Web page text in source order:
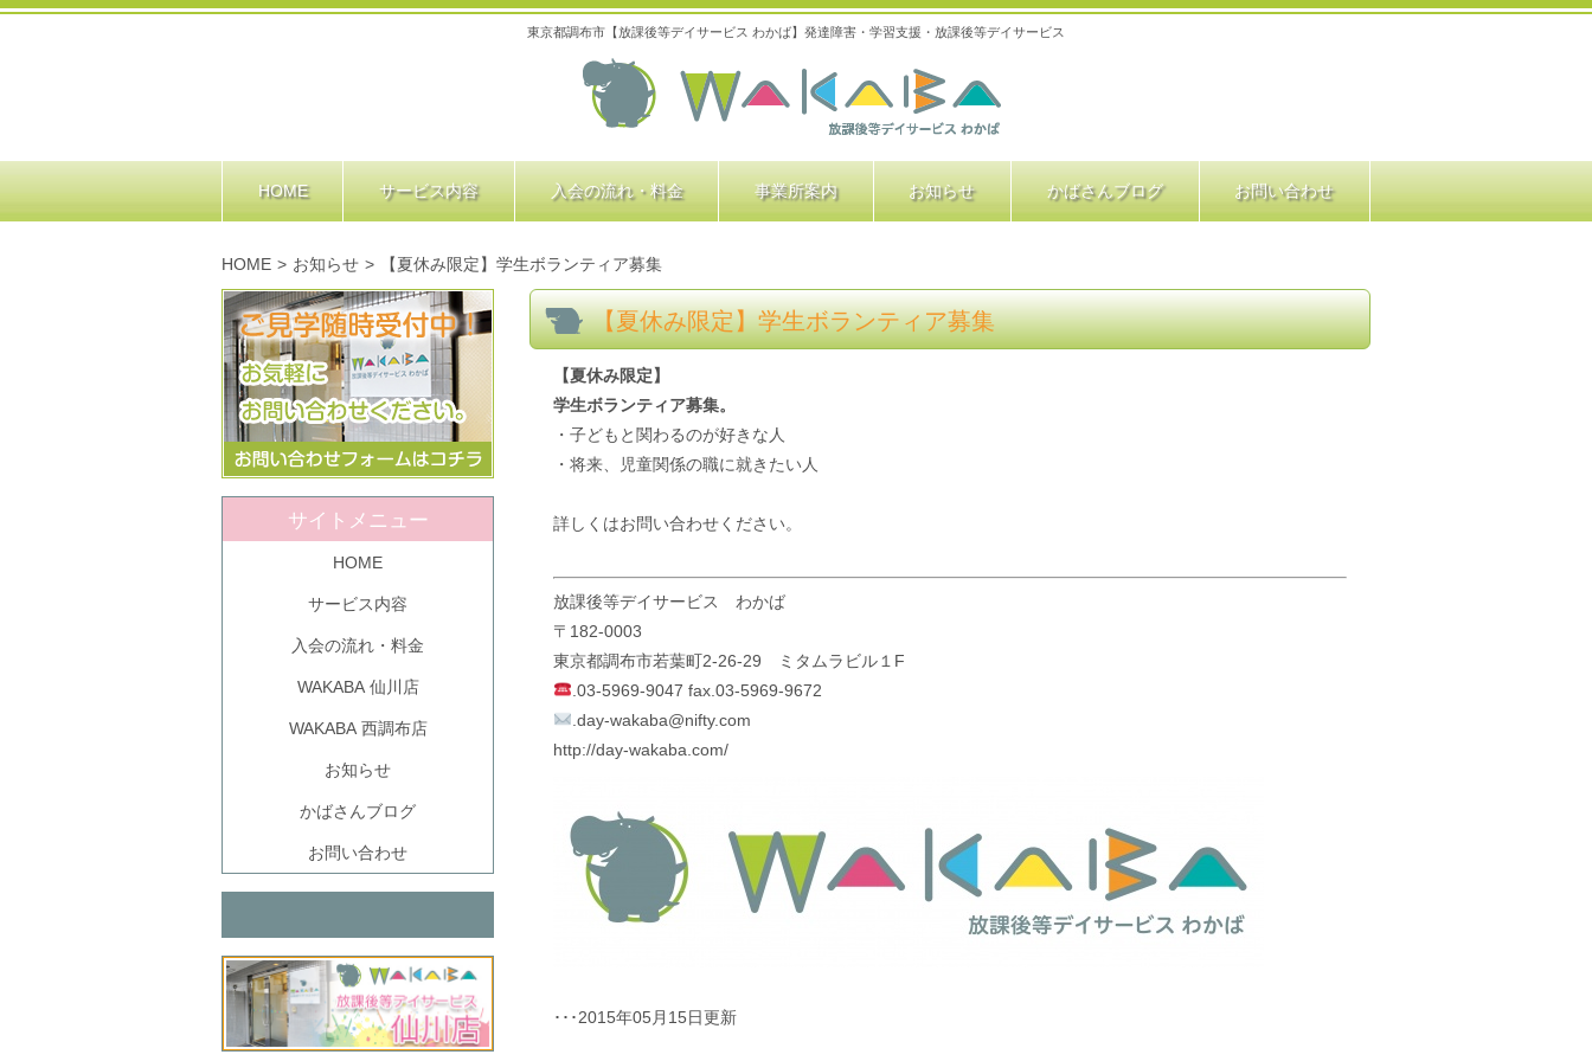
東京都調布市【放課後等デイサービス わかば】発達障害・学習支援・放課後等デイサービス
HOME サービス内容 入会の流れ・料金 事業所案内 お知らせ かばさんブログ お問い合わせ
HOME > お知らせ > 【夏休み限定】学生ボランティア募集
【夏休み限定】学生ボランティア募集
【夏休み限定】
学生ボランティア募集。
・子どもと関わるのが好きな人
・将来、児童関係の職に就きたい人
詳しくはお問い合わせください。
放課後等デイサービス わかば
〒182-0003
東京都調布市若葉町2-26-29 ミタムラビル１F
.03-5969-9047 fax.03-5969-9672
day-wakaba@nifty.com
http://day-wakaba.com/
･･･2015年05月15日更新
サイトメニュー
HOME
サービス内容
入会の流れ・料金
WAKABA 仙川店
WAKABA 西調布店
お知らせ
かばさんブログ
お問い合わせ